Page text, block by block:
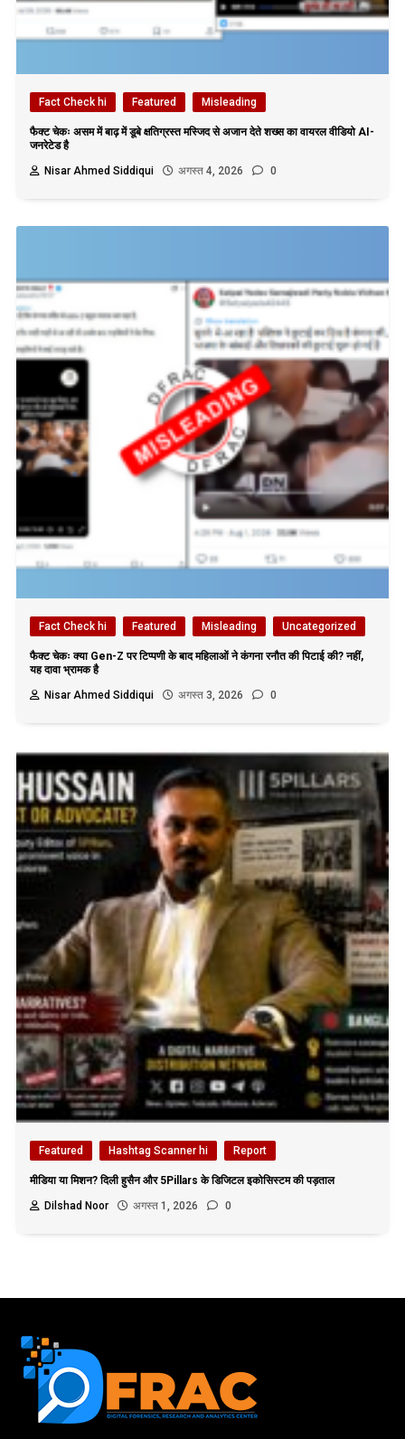
Fact Check hi Featured Misleading
फैक्ट चेकः असम में बाढ़ में डूबे क्षतिग्रस्त मस्जिद से अजान देते शख्स का वायरल वीडियो AI-
जनरेटेड है
Nisar Ahmed Siddiqui
अगस्त 4, 2026 0
Fact Check hi Featured Misleading Uncategorized
फैक्ट चेकः क्या Gen-Z पर टिप्पणी के बाद महिलाओं ने कंगना रनौत की पिटाई की? नहीं,
यह दावा भ्रामक है
Nisar Ahmed Siddiqui
अगस्त 3, 2026 0
Featured Hashtag Scanner hi Report
मीडिया या मिशन? दिली हुसैन और 5Pillars के डिजिटल इकोसिस्टम की पड़ताल
Dilshad Noor
अगस्त 1, 2026 0